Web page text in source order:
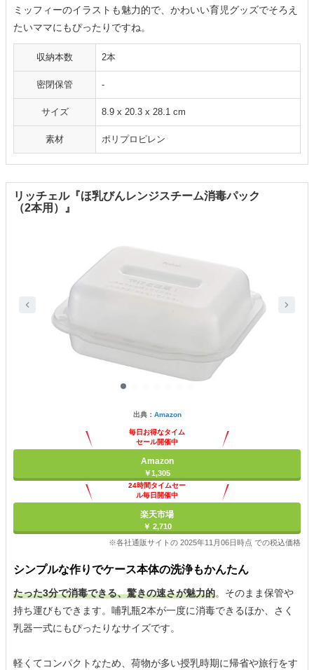
ミッフィーのイラストも魅力的で、かわいい育児グッズでそろえ
たいママにもぴったりですね。
収納本数 2本
密閉保管 -
サイズ 8.9 x 20.3 x 28.1 cm
素材 ポリプロピレン
リッチェル『ほ乳びんレンジスチーム消毒パック
（2本用）』
出典： Amazon
毎日お得なタイム
セール開催中
Amazon
￥1,305
24時間タイムセー
ル毎日開催中
楽天市場
￥ 2,710
※各社通販サイトの 2025年11月06日時点 での税込価格
シンプルな作りでケース本体の洗浄もかんたん
たった3分で消毒できる、驚きの速さが魅力的。そのまま保管や
持ち運びもできます。哺乳瓶2本が一度に消毒できるほか、さく
乳器一式にもぴったりなサイズです。
軽くてコンパクトなため、荷物が多い授乳時期に帰省や旅行をす